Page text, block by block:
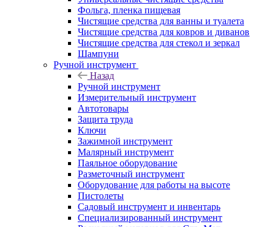
Фольга, пленка пищевая
Чистящие средства для ванны и туалета
Чистящие средства для ковров и диванов
Чистящие средства для стекол и зеркал
Шампуни
Ручной инструмент
Назад
Ручной инструмент
Измерительный инструмент
Автотовары
Защита труда
Ключи
Зажимной инструмент
Малярный инструмент
Паяльное оборудование
Разметочный инструмент
Оборудование для работы на высоте
Пистолеты
Садовый инструмент и инвентарь
Специализированный инструмент